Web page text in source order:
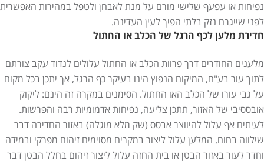
נפיחות או עפעף שלישי מורם על מנת לאבחן ולטפל במהירות האפשרית
לפני שייגרם נזק בלתי הפיך לעין העדינה.
חדירת מלען לכף הרגל של הכלב או החתול
מלענים החודרים דרך פרוות הכלב או החתול עלולים לנדוד עקב צורתם
לתוך עור בע"ח, המיקום הנפוץ הינו בעיקר כף הרגל, אך יתכן בכל מקום
על גבי עורו של הכלב האו החתול. הסימנים במקרה זה הינם: ליקוק
אובססיבי של האזור, תתכן צליעה, נפיחות אדמומיות רבה והפרשות.
לעיתים אף עלול להיווצר אבסס (שק מלא מוגלה) באזור החדירה דבר
שילווה בחום. המלען עלול ליצור במקרים מסוימים זיהום מפרקי ובמידה
וחדר לעור באזור הבטן או בית החזה עלול ליצור זיהום בחלל הבטן דבר